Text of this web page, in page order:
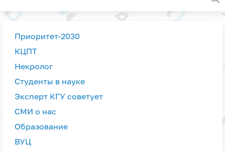
Приоритет-2030
КЦПТ
Некролог
Студенты в науке
Эксперт КГУ советует
СМИ о нас
Образование
ВУЦ